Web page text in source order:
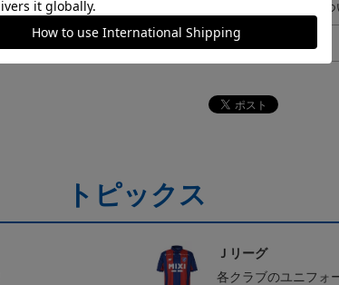
ギフト対応に
ヘルプページ
トピックス
Ｊリーグ
各クラブのユニフォ